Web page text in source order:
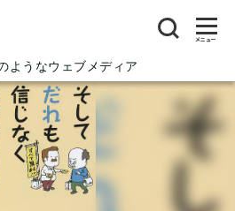
ようなウェブメディア
メニュー